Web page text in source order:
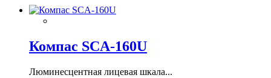
Компас SCA-160U
Люминесцентная лицевая шкала...